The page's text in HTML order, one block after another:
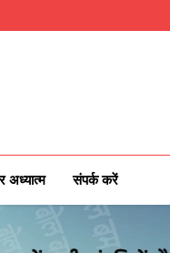
Network
अध्यात्म संपर्क करें